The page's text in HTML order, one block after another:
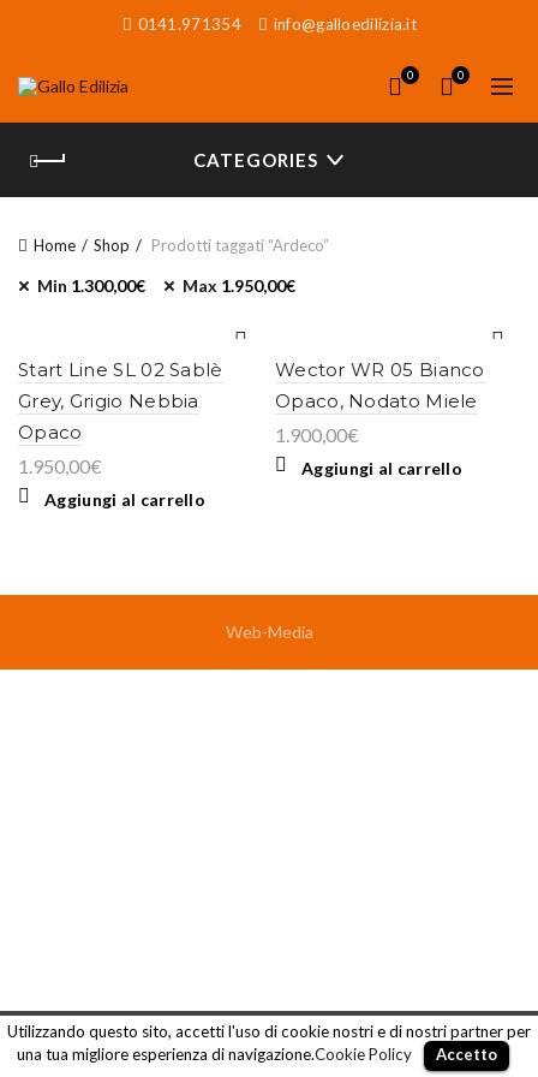
0141.971354 info@galloedilizia.it
0 0
CATEGORIES
Home Shop Prodotti taggati “Ardeco”
Min 1.300,00€ Max 1.950,00€
Start Line SL 02 Sablè
Grey, Grigio Nebbia
Opaco
1.950,00€
Aggiungi al carrello
Wector WR 05 Bianco
Opaco, Nodato Miele
1.900,00€
Aggiungi al carrello
Web-Media
Utilizzando questo sito, accetti l'uso di cookie nostri e di nostri partner per
una tua migliore esperienza di navigazione.Cookie Policy Accetto